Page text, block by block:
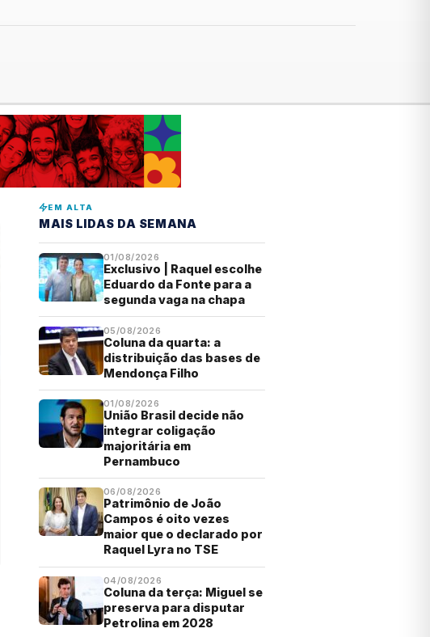
EM ALTA
MAIS LIDAS DA SEMANA
01/08/2026
Exclusivo | Raquel escolhe
Eduardo da Fonte para a
segunda vaga na chapa
05/08/2026
Coluna da quarta: a
distribuição das bases de
Mendonça Filho
01/08/2026
União Brasil decide não
integrar coligação
majoritária em
Pernambuco
06/08/2026
Patrimônio de João
Campos é oito vezes
maior que o declarado por
Raquel Lyra no TSE
04/08/2026
Coluna da terça: Miguel se
preserva para disputar
Petrolina em 2028